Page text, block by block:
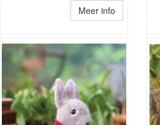
Meer info